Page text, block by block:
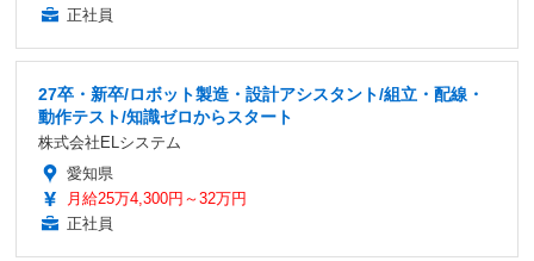
正社員
27卒・新卒/ロボット製造・設計アシスタント/組立・配線・
動作テスト/知識ゼロからスタート
株式会社ELシステム
愛知県
月給25万4,300円～32万円
正社員